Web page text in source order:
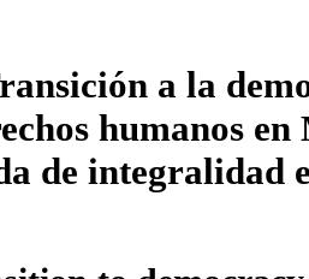
a la
humanos
de integralidad